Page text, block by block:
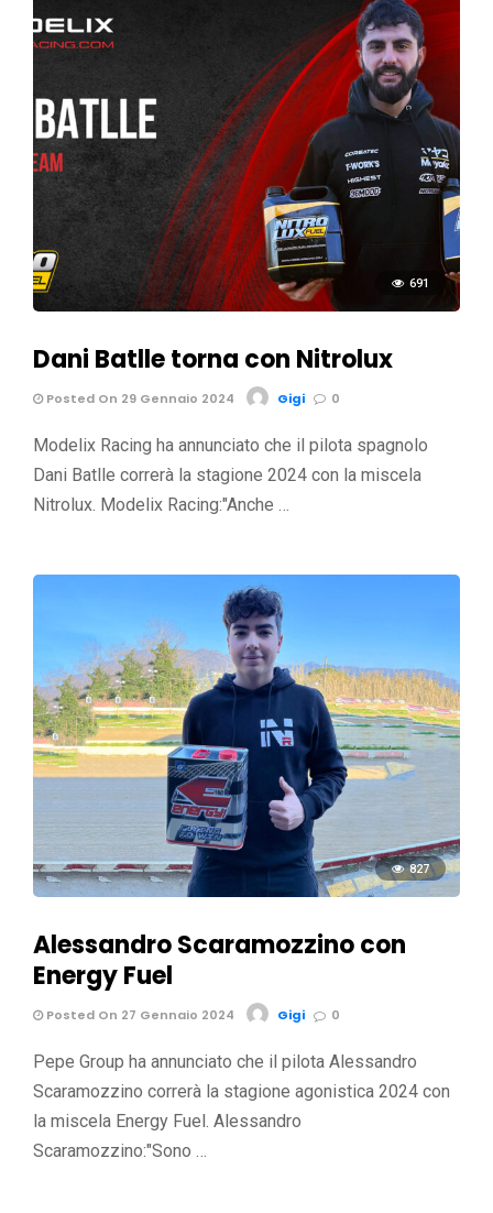
691
Dani Batlle torna con Nitrolux
Posted On 29 Gennaio 2024 Gigi 0
Modelix Racing ha annunciato che il pilota spagnolo
Dani Batlle correrà la stagione 2024 con la miscela
Nitrolux. Modelix Racing:"Anche …
827
Alessandro Scaramozzino con
Energy Fuel
Posted On 27 Gennaio 2024 Gigi 0
Pepe Group ha annunciato che il pilota Alessandro
Scaramozzino correrà la stagione agonistica 2024 con
la miscela Energy Fuel. Alessandro
Scaramozzino:"Sono …